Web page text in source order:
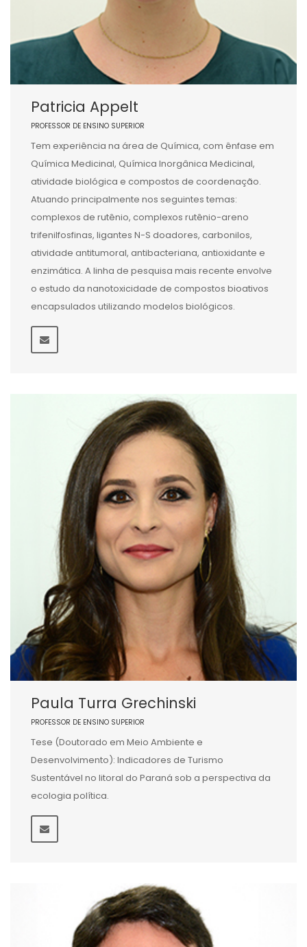
Patricia Appelt
PROFESSOR DE ENSINO SUPERIOR
Tem experiência na área de Química, com ênfase em
Química Medicinal, Química Inorgânica Medicinal,
atividade biológica e compostos de coordenação.
Atuando principalmente nos seguintes temas:
complexos de rutênio, complexos rutênio-areno
trifenilfosfinas, ligantes N-S doadores, carbonilos,
atividade antitumoral, antibacteriana, antioxidante e
enzimática. A linha de pesquisa mais recente envolve
o estudo da nanotoxicidade de compostos bioativos
encapsulados utilizando modelos biológicos.
Paula Turra Grechinski
PROFESSOR DE ENSINO SUPERIOR
Tese (Doutorado em Meio Ambiente e
Desenvolvimento): Indicadores de Turismo
Sustentável no litoral do Paraná sob a perspectiva da
ecologia política.